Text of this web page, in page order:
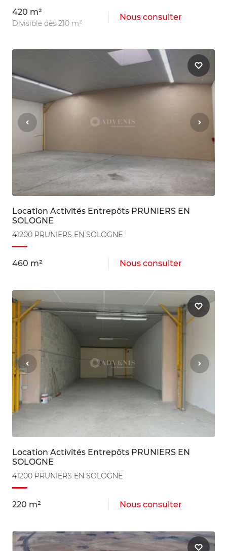
420 m²
Divisible dès 210 m²
Nous consulter
Location Activités Entrepôts PRUNIERS EN
SOLOGNE
41200 PRUNIERS EN SOLOGNE
460 m² Nous consulter
Location Activités Entrepôts PRUNIERS EN
SOLOGNE
41200 PRUNIERS EN SOLOGNE
220 m² Nous consulter